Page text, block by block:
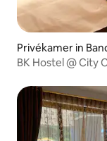
Privékamer in
BK Hostel @ City